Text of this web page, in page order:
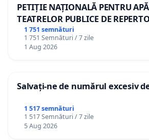
PETIȚIE NAȚIONALĂ PENTRU
TEATRELOR PUBLICE DE
ROMÂNIA
1 751 semnături
1 751 Semnături / 7 zile
1 Aug 2026
Salvați-ne de numărul excesiv
1 517 semnături
1 517 Semnături / 7 zile
5 Aug 2026